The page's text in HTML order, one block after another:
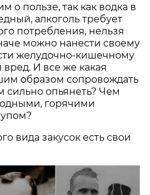
о пользе, так как водка в
алкоголь требует
потребления, нельзя
можно нанести своему
желудочно-кишечному
И все же какая
образом сопровождать
сильно опьянеть? Чем
горячими
вида закусок есть свои